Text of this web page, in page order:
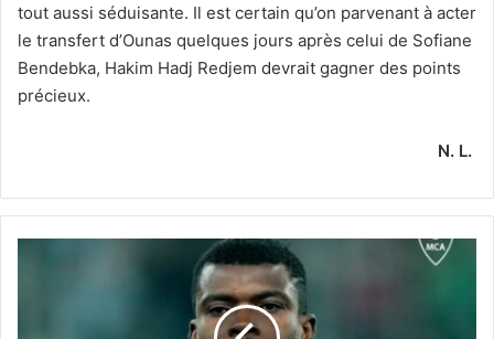
tout aussi séduisante. Il est certain qu’on parvenant à acter
le transfert d’Ounas quelques jours après celui de Sofiane
Bendebka, Hakim Hadj Redjem devrait gagner des points
précieux.
N. L.